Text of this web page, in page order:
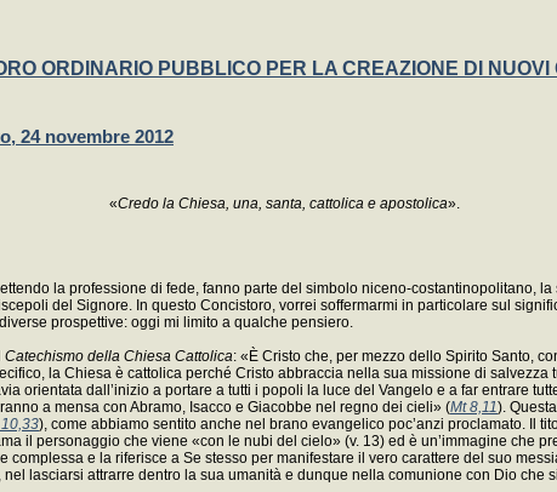
ORDINARIO PUBBLICO PER LA CREAZIONE DI NUOVI
24 novembre 2012
«Credo la Chiesa, una, santa, cattolica e apostolica».
la professione di fede, fanno parte del simbolo niceno-costantinopolitano,
del Signore. In questo Concistoro, vorrei soffermarmi in particolare sul
prospettive: oggi mi limito a qualche pensiero.
Catechismo della Chiesa Cattolica: «È Cristo che, per mezzo dello Spirito Santo,
la Chiesa è cattolica perché Cristo abbraccia nella sua missione di salvezza
orientata dall’inizio a portare a tutti i popoli la luce del Vangelo e a far entrare
a mensa con Abramo, Isacco e Giacobbe nel regno dei cieli» (Mt 8,11).
), come abbiamo sentito anche nel brano evangelico poc’anzi proclamato. Il
il personaggio che viene «con le nubi del cielo» (v. 13) ed è un’immagine che
e la riferisce a Se stesso per manifestare il vero carattere del suo
lasciarsi attrarre dentro la sua umanità e dunque nella comunione con Dio